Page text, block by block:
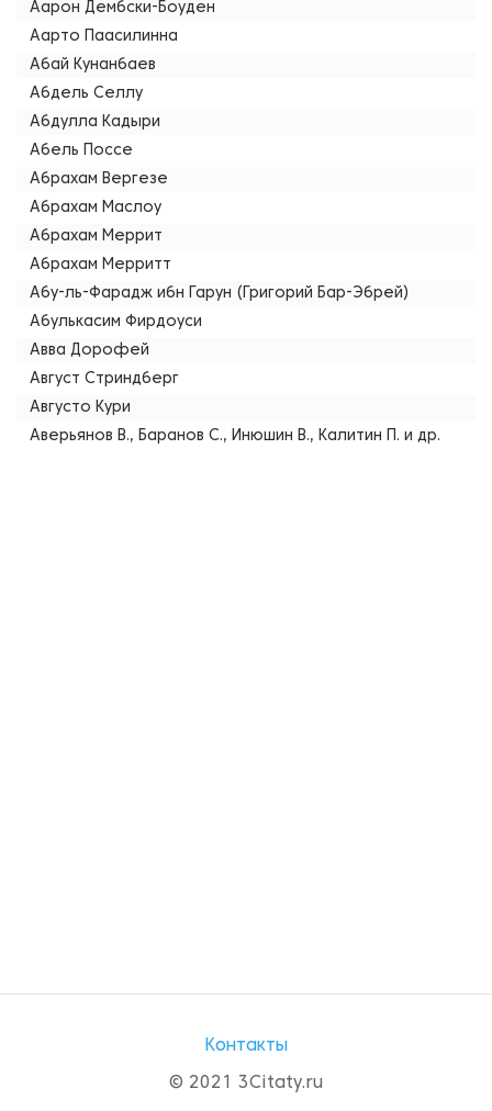
Аарон Дембски-Боуден
Аарто Паасилинна
Абай Кунанбаев
Абдель Селлу
Абдулла Кадыри
Абель Поссе
Абрахам Вергезе
Абрахам Маслоу
Абрахам Меррит
Абрахам Мерритт
Абу-ль-Фарадж ибн Гарун (Григорий Бар-Эбрей)
Абулькасим Фирдоуси
Авва Дорофей
Август Стриндберг
Августо Кури
Аверьянов В., Баранов С., Инюшин В., Калитин П. и др.
Контакты
© 2021 3Citaty.ru